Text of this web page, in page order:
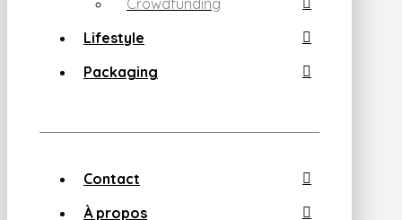
Crowdfunding
Lifestyle
Packaging
Contact
À propos